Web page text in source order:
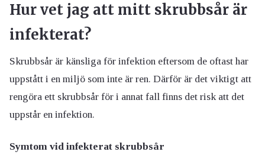
Hur vet jag att mitt skrubbsår är
infekterat?
Skrubbsår är känsliga för infektion eftersom de oftast har
uppstått i en miljö som inte är ren. Därför är det viktigt att
rengöra ett skrubbsår för i annat fall finns det risk att det
uppstår en infektion.
Symtom vid infekterat skrubbsår